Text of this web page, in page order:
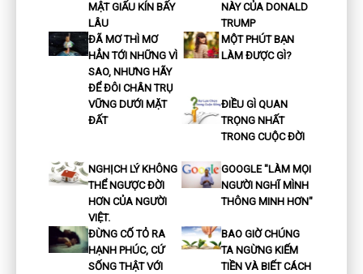
MẬT GIẤU KÍN BẤY
LÂU
NÀY CỦA DONALD
TRUMP
ĐÃ MƠ THÌ MƠ
HẲN TỚI NHỮNG VÌ
SAO, NHƯNG HÃY
ĐỂ ĐÔI CHÂN TRỤ
VỮNG DƯỚI MẶT
ĐẤT
MỘT PHÚT BẠN
LÀM ĐƯỢC GÌ?
ĐIỀU GÌ QUAN
TRỌNG NHẤT
TRONG CUỘC ĐỜI
NGHỊCH LÝ KHÔNG
THỂ NGƯỢC ĐỜI
HƠN CỦA NGƯỜI
VIỆT.
GOOGLE "LÀM MỌI
NGƯỜI NGHĨ MÌNH
THÔNG MINH HƠN"
ĐỪNG CỐ TỎ RA
HẠNH PHÚC, CỨ
SỐNG THẬT VỚI
BAO GIỜ CHÚNG
TA NGỪNG KIẾM
TIỀN VÀ BIẾT CÁCH